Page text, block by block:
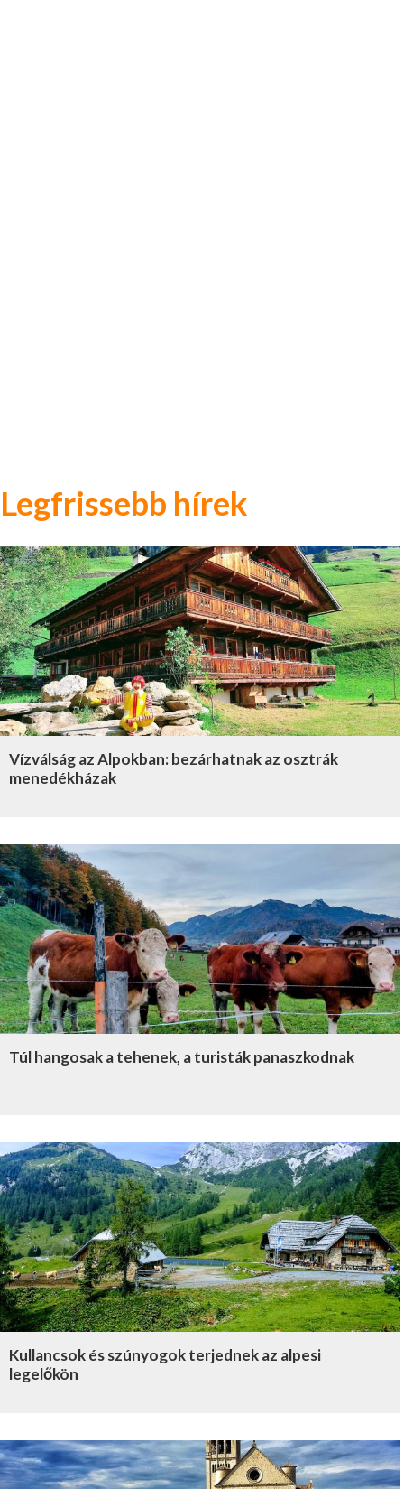
Legfrissebb hírek
Vízválság az Alpokban: bezárhatnak az osztrák
menedékházak
Túl hangosak a tehenek, a turisták panaszkodnak
Kullancsok és szúnyogok terjednek az alpesi
legelőkön